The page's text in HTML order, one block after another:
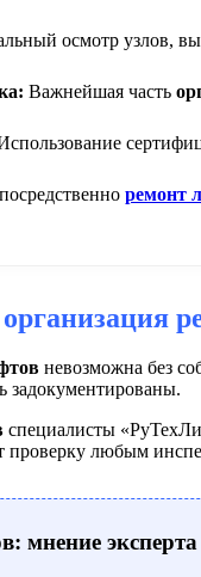
осмотр узлов,
Важнейшая часть
ремонт
невозможна без
задокументированы.
специалисты
проверку любым
мнение эксперта